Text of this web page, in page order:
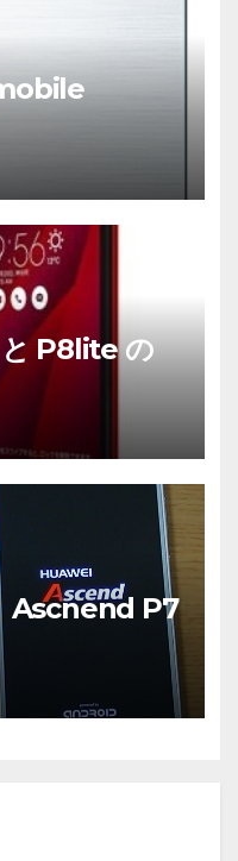
P8lite の
Ascnend P7